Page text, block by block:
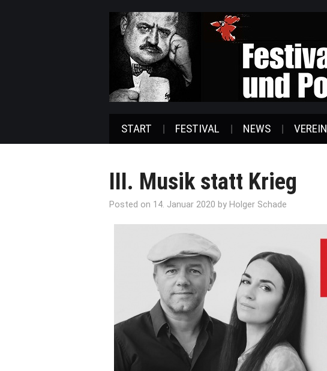
START FESTIVAL NEWS VEREIN
III. Musik statt Krieg
Posted on 14. Januar 2020 by Holger Schade